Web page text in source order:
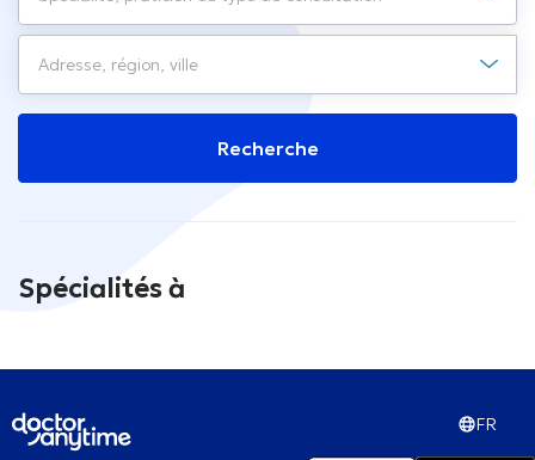
Recherche
Spécialités à
FR